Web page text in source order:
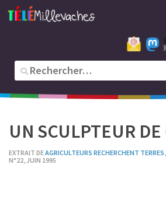
UN SCULPTEUR DE
EXTRAIT DEAGRICULTEURS RECHERCHENT TERRES
N°22, JUIN 1995